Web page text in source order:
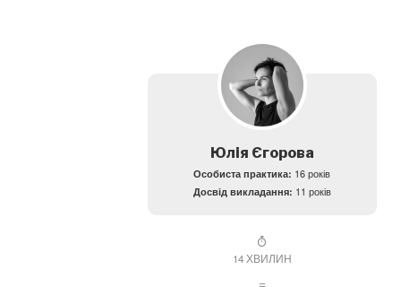
Юлія Єгорова
Особиста практика: 16 років
Досвід викладання: 11 років
14 ХВИЛИН